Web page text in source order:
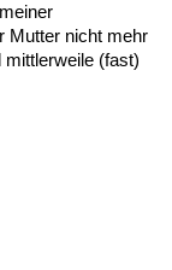
Mutter nicht mehr
(fast)